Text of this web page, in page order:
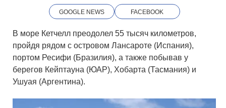
GOOGLE NEWS FACEBOOK
В море Кетчелл преодолел 55 тысяч километров,
пройдя рядом с островом Лансароте (Испания),
портом Ресифи (Бразилия), а также побывав у
берегов Кейптауна (ЮАР), Хобарта (Тасмания) и
Ушуая (Аргентина).